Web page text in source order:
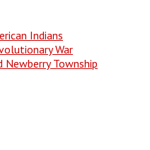
Indians
War
Township